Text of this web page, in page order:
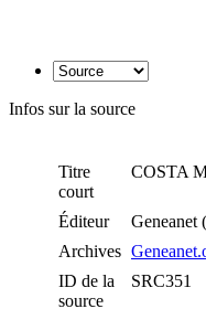
Infos sur la source
Titre
court
COSTA
Éditeur
Geneanet
Archives
ID de la
source
SRC351